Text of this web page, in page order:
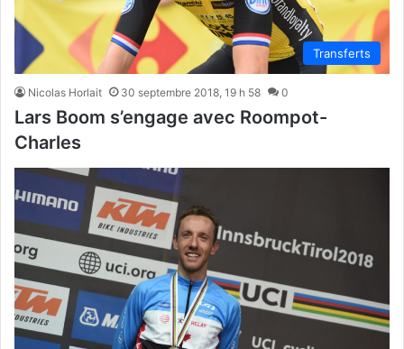
Transferts
Nicolas Horlait 30 septembre 2018, 19 h 58 0
Lars Boom s’engage avec Roompot-
Charles